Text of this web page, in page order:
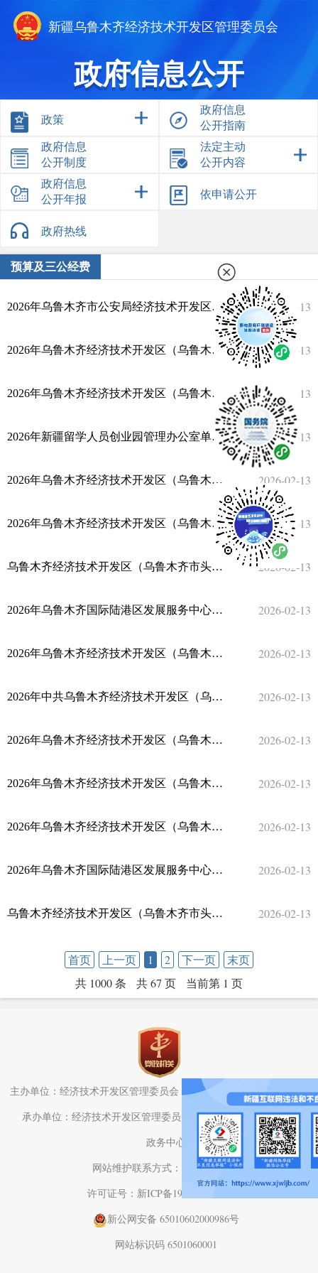
新疆乌鲁木齐经济技术开发区管理委员会
政府信息公开
政策
政府信息
公开指南
政府信息
公开制度
法定主动
公开内容
政府信息
公开年报
依申请公开
政府热线
预算及三公经费
2026年乌鲁木齐市公安局经济技术开发区（头屯河区）分局预算公开 2026-02-13
2026年乌鲁木齐经济技术开发区（乌鲁木齐市头屯河区）高铁街道办事处预算公开 2026-02-13
2026年乌鲁木齐经济技术开发区（乌鲁木齐市头屯河区）北站东路街道办事处预算公开 2026-02-13
2026年新疆留学人员创业园管理办公室单位预算公开 2026-02-13
2026年乌鲁木齐经济技术开发区（乌鲁木齐市头屯河区）人力资源服务中心（外来劳务人员就业服务中心）单位预算公开 2026-02-13
2026年乌鲁木齐经济技术开发区（乌鲁木齐市头屯河区）白鸟湖街道办事处单位预算公开 2026-02-13
乌鲁木齐经济技术开发区（乌鲁木齐市头屯河区）城市管理局2026年单位预算公开 2026-02-13
2026年乌鲁木齐国际陆港区发展服务中心单位预算公开 2026-02-13
2026年乌鲁木齐经济技术开发区（乌鲁木齐市头屯河区）头屯河街道办事处预算公开 2026-02-13
2026年中共乌鲁木齐经济技术开发区（乌鲁木齐市头屯河区）委员会办公室单位预算公开 2026-02-13
2026年乌鲁木齐经济技术开发区（乌鲁木齐市头屯河区）北站西街道办事处预算公开 2026-02-13
2026年乌鲁木齐经济技术开发区（乌鲁木齐市头屯河区）人力资源和社会保障局单位预算公开 2026-02-13
2026年乌鲁木齐经济技术开发区（乌鲁木齐市头屯河区）劳动保障监察大队单位预算公开 2026-02-13
2026年乌鲁木齐国际陆港区发展服务中心单位预算公开 2026-02-13
乌鲁木齐经济技术开发区（乌鲁木齐市头屯河区）农业农村局（区乡村振兴局）2026年单位预算公开 2026-02-13
首页 上一页 1 2 下一页
末页
共 1000 条
共 67 页 当前第 1 页
主办单位：经济技术开发区管理委员会（头屯河区人民政府）办公室
承办单位：经济技术开发区管理委员会（头屯河区人民政府）电子
政务中心
网站维护联系方式：0991-3782709
许可证号：新ICP备19001575号-1
新公网安备 65010602000986号
网站标识码 6501060001